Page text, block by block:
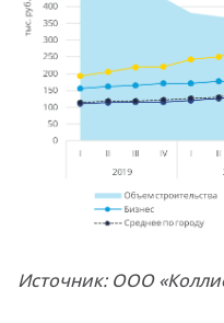
Источник: ООО